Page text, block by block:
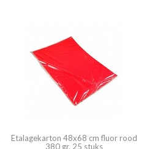
Etalagekarton 48x68 cm fluor rood
380 gr. 25 stuks